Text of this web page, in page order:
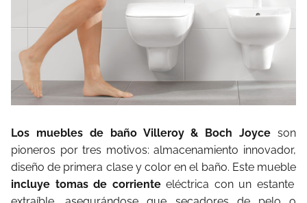
Los muebles de baño Villeroy & Boch Joyce son
pioneros por tres motivos: almacenamiento innovador,
diseño de primera clase y color en el baño. Este mueble
incluye tomas de corriente eléctrica con un estante